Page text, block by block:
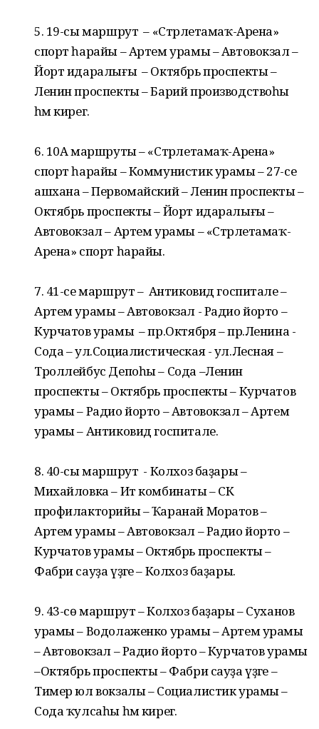
5. 19-сы маршрут – «Стәрлетамаҡ-Арена»
спорт һарайы – Артем урамы – Автовокзал –
Йорт идаралығы – Октябрь проспекты –
Ленин проспекты – Барий производствоһы
һәм кирегә.
6. 10А маршруты – «Стәрлетамаҡ-Арена»
спорт һарайы – Коммунистик урамы – 27-се
ашхана – Первомайский – Ленин проспекты –
Октябрь проспекты – Йорт идаралығы –
Автовокзал – Артем урамы – «Стәрлетамаҡ-
Арена» спорт һарайы.
7. 41-се маршрут – Антиковид госпитале –
Артем урамы – Автовокзал - Радио йорто –
Курчатов урамы – пр.Октября – пр.Ленина -
Сода – ул.Социалистическая - ул.Лесная –
Троллейбус Депоһы – Сода –Ленин
проспекты – Октябрь проспекты – Курчатов
урамы – Радио йорто – Автовокзал – Артем
урамы – Антиковид госпитале.
8. 40-сы маршрут - Колхоз баҙары –
Михайловка – Ит комбинаты – СК
профилакторийы – Ҡаранай Моратов –
Артем урамы – Автовокзал – Радио йорто –
Курчатов урамы – Октябрь проспекты –
Фабри сауҙа үҙәге – Колхоз баҙары.
9. 43-сө маршрут – Колхоз баҙары – Суханов
урамы – Водолаженко урамы – Артем урамы
– Автовокзал – Радио йорто – Курчатов урамы
–Октябрь проспекты – Фабри сауҙа үҙәге –
Тимер юл вокзалы – Социалистик урамы –
Сода ҡулсаһы һәм кирегә.